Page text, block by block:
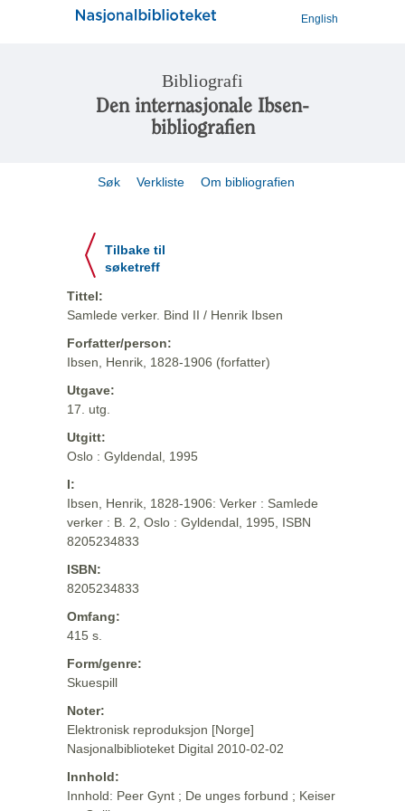
English
Bibliografi
Den internasjonale Ibsen-
bibliografien
Søk Verkliste Om bibliografien
Tilbake til
søketreff
Tittel:
Samlede verker. Bind II / Henrik Ibsen
Forfatter/person:
Ibsen, Henrik, 1828-1906 (forfatter)
Utgave:
17. utg.
Utgitt:
Oslo : Gyldendal, 1995
I:
Ibsen, Henrik, 1828-1906: Verker : Samlede
verker : B. 2, Oslo : Gyldendal, 1995, ISBN
8205234833
ISBN:
8205234833
Omfang:
415 s.
Form/genre:
Skuespill
Noter:
Elektronisk reproduksjon [Norge]
Nasjonalbiblioteket Digital 2010-02-02
Innhold:
Innhold: Peer Gynt ; De unges forbund ; Keiser